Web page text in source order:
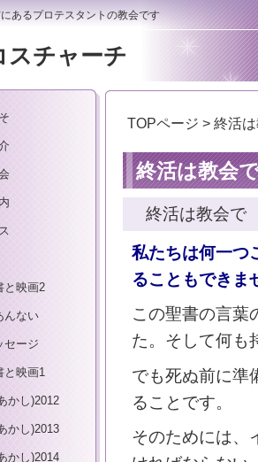
あるプロテスタントの教会です
スチャーチ
TOPページ > 終活
終活は教会
終活は教会で
私たちは何一つ
ることもできま
この聖書の言葉
た。そして何も
でも死ぬ前に準
ることです。
そのためには、
と映画2
んない
セージ
と映画1
かし)2012
かし)2013
かし)2014